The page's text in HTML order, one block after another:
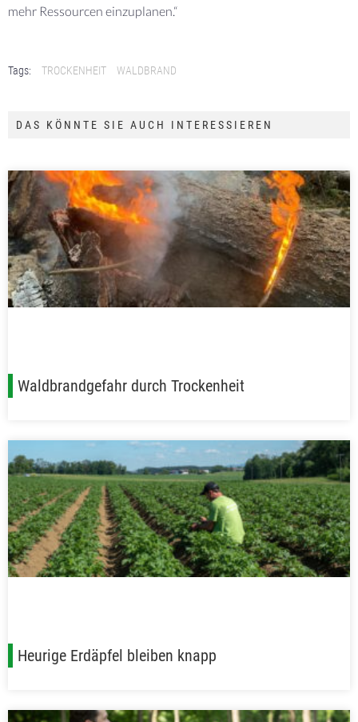
mehr Ressourcen einzuplanen.“
Tags: TROCKENHEIT WALDBRAND
DAS KÖNNTE SIE AUCH INTERESSIEREN
Waldbrandgefahr durch Trockenheit
Heurige Erdäpfel bleiben knapp